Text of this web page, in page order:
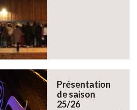
Présentation
de saison
25/26